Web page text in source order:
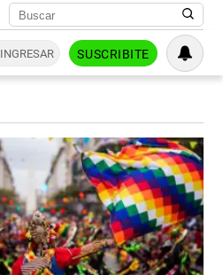
INGRESAR SUSCRIBITE